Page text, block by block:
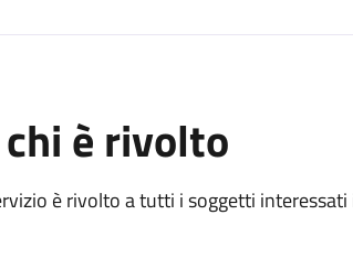
è rivolto
è rivolto a tutti i soggetti